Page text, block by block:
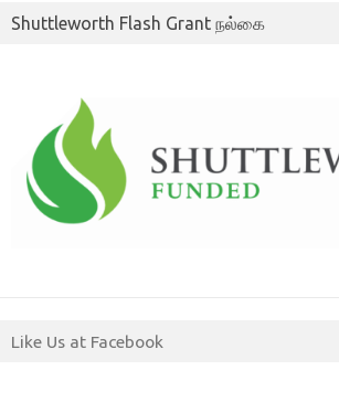
Shuttleworth Flash Grant நல்கை
Like Us at Facebook